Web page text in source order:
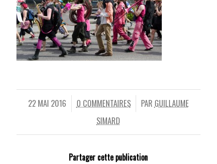
22 MAI 2016
/ 0 COMMENTAIRES
/ PAR GUILLAUME
SIMARD
Partager cette publication